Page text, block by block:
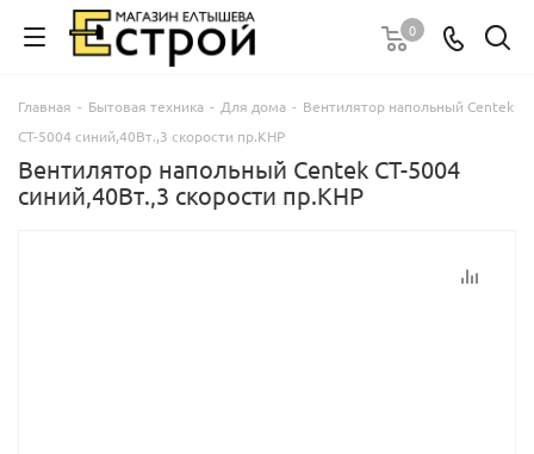
0
Главная - Бытовая техника - Для дома - Вентилятор напольный Centek
CT-5004 синий,40Вт.,3 скорости пр.КНР
Вентилятор напольный Centek CT-5004
синий,40Вт.,3 скорости пр.КНР